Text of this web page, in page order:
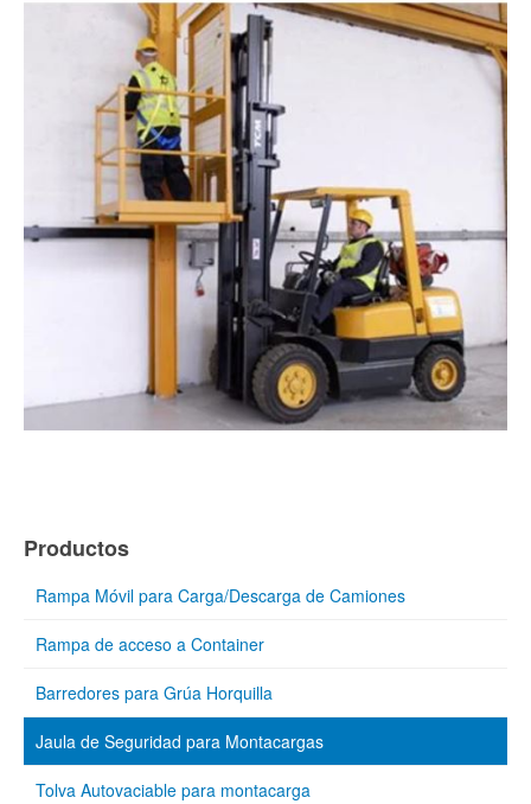
Productos
Rampa Móvil para Carga/Descarga de Camiones
Rampa de acceso a Container
Barredores para Grúa Horquilla
Jaula de Seguridad para Montacargas
Tolva Autovaciable para montacarga